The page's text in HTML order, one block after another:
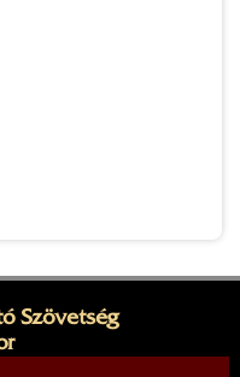
Szövetség